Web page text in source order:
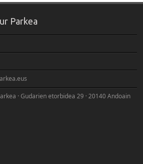
Parkea
· Gudarien etorbidea 29 · 20140 Andoain